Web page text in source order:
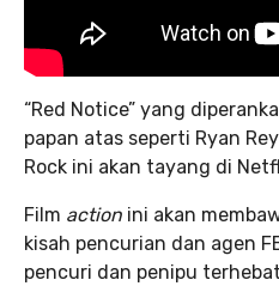
“Red Notice” yang
papan atas seperti Ryan
Rock ini akan tayang di
Film action ini akan
kisah pencurian dan agen
pencuri dan penipu